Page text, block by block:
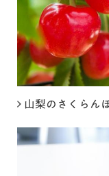
山梨のさくらん